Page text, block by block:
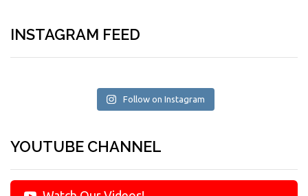
INSTAGRAM FEED
Follow on Instagram
YOUTUBE CHANNEL